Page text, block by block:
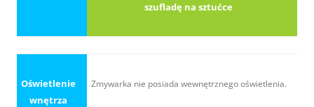
szufladę na sztućce
Oświetlenie
wnętrza
Zmywarka nie posiada wewnętrznego oświetlenia.